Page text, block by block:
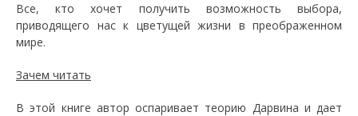
Все, кто хочет получить возможность выбора,
приводящего нас к цветущей жизни в преображенном
мире.
Зачем читать
В этой книге автор оспаривает теорию Дарвина и дает